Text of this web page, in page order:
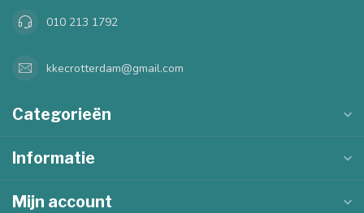
010 213 1792
kkecrotterdam@gmail.com
Categorieën
Informatie
Mijn account